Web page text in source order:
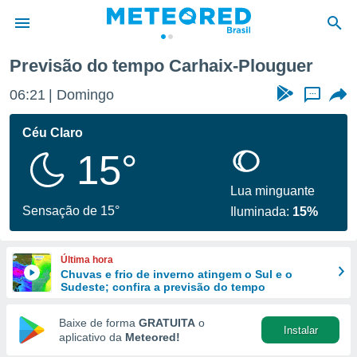
da
fornecidas
a este
das
e
forma
digital
Previsão do tempo Carhaix-Plouguer
06:21 Domingo ...
Céu Claro
15°
Sensação de 15°
Lua minguante
Iluminada: 15%
Última hora
Chuvas e frio de inverno atingem o Sul e o
Sudeste; confira a previsão do tempo
Baixe de forma GRATUITA o
aplicativo da Meteored!
Instalar